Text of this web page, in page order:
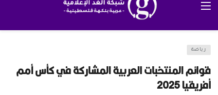
رياضة
قوائم المنتخبات العربية المشاركة في كأس أمم
أفريقيا 2025